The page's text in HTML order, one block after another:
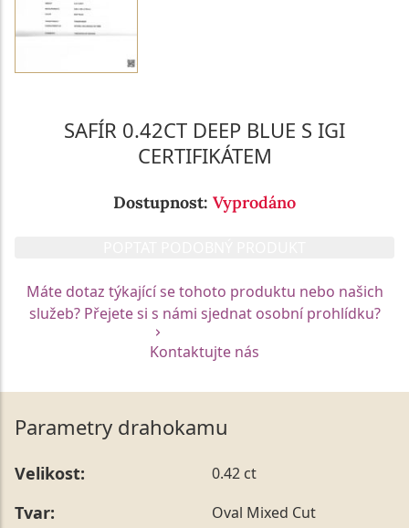
SAFÍR 0.42CT DEEP BLUE S IGI
CERTIFIKÁTEM
Dostupnost: Vyprodáno
Máte dotaz týkající se tohoto produktu nebo našich
služeb? Přejete si s námi sjednat osobní prohlídku?
Kontaktujte nás
Parametry drahokamu
Velikost: 0.42 ct
Tvar: Oval Mixed Cut